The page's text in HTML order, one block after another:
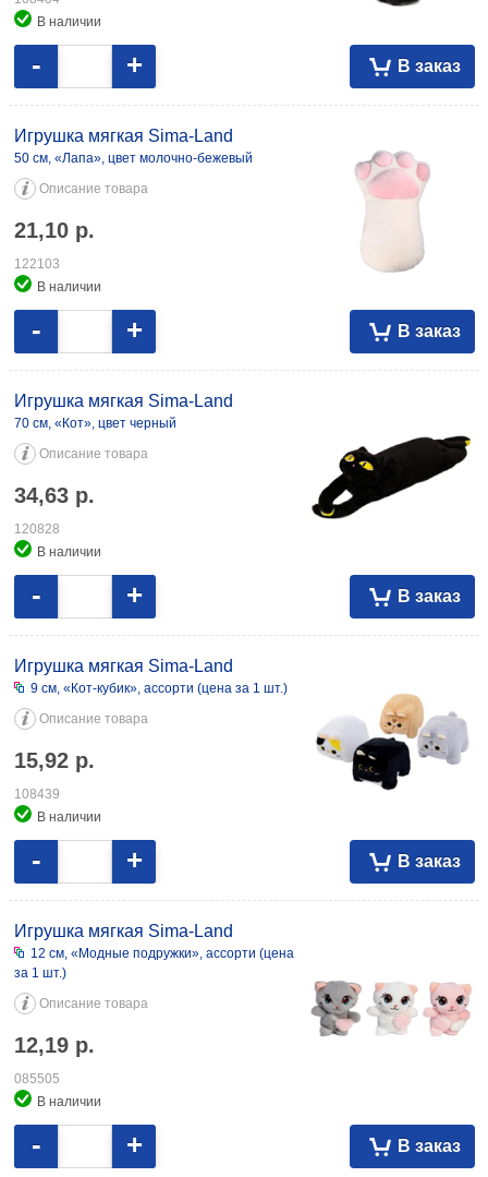
В наличии
В заказ
- +
Игрушка мягкая Sima-Land
50 см, «Лапа», цвет молочно-бежевый
Описание товара
21,10 р.
122103
В наличии
В заказ
- +
Игрушка мягкая Sima-Land
70 см, «Кот», цвет черный
Описание товара
34,63 р.
120828
В наличии
В заказ
- +
Игрушка мягкая Sima-Land
9 см, «Кот-кубик», ассорти (цена за 1 шт.)
Описание товара
15,92 р.
108439
В наличии
В заказ
- +
Игрушка мягкая Sima-Land
12 см, «Модные подружки», ассорти (цена
за 1 шт.)
Описание товара
12,19 р.
085505
В наличии
В заказ
- +